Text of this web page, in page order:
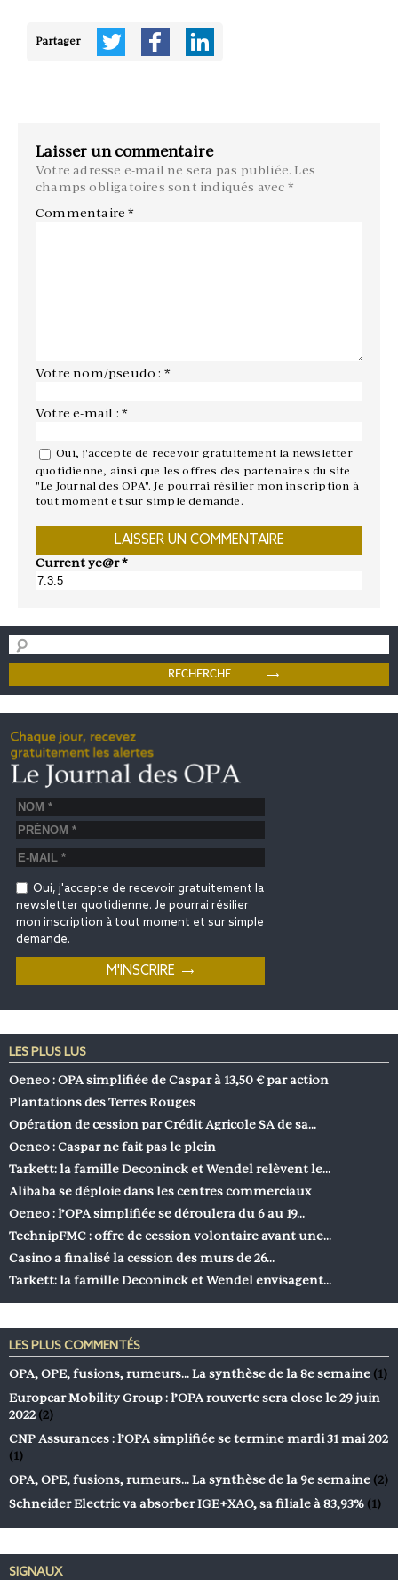
Partager
Laisser un commentaire
Votre adresse e-mail ne sera pas publiée. Les
champs obligatoires sont indiqués avec *
Commentaire*
Votre nom/pseudo : *
Votre e-mail : *
Oui, j'accepte de recevoir gratuitement la newsletter
quotidienne, ainsi que les offres des partenaires du site
"Le Journal des OPA". Je pourrai résilier mon inscription à
tout moment et sur simple demande.
Current ye@r*
Oui, j'accepte de recevoir gratuitement la
newsletter quotidienne. Je pourrai résilier
mon inscription à tout moment et sur simple
demande.
LES PLUS LUS
Oeneo : OPA simplifiée de Caspar à 13,50 € par action
Plantations des Terres Rouges
Opération de cession par Crédit Agricole SA de sa…
Oeneo : Caspar ne fait pas le plein
Tarkett: la famille Deconinck et Wendel relèvent le…
Alibaba se déploie dans les centres commerciaux
Oeneo : l’OPA simplifiée se déroulera du 6 au 19…
TechnipFMC : offre de cession volontaire avant une…
Casino a finalisé la cession des murs de 26…
Tarkett: la famille Deconinck et Wendel envisagent…
LES PLUS COMMENTÉS
OPA, OPE, fusions, rumeurs… La synthèse de la 8e semaine (1)
Europcar Mobility Group : l’OPA rouverte sera close le 29 juin
2022 (2)
CNP Assurances : l’OPA simplifiée se termine mardi 31 mai 202
(1)
OPA, OPE, fusions, rumeurs… La synthèse de la 9e semaine (2)
Schneider Electric va absorber IGE+XAO, sa filiale à 83,93% (1)
SIGNAUX